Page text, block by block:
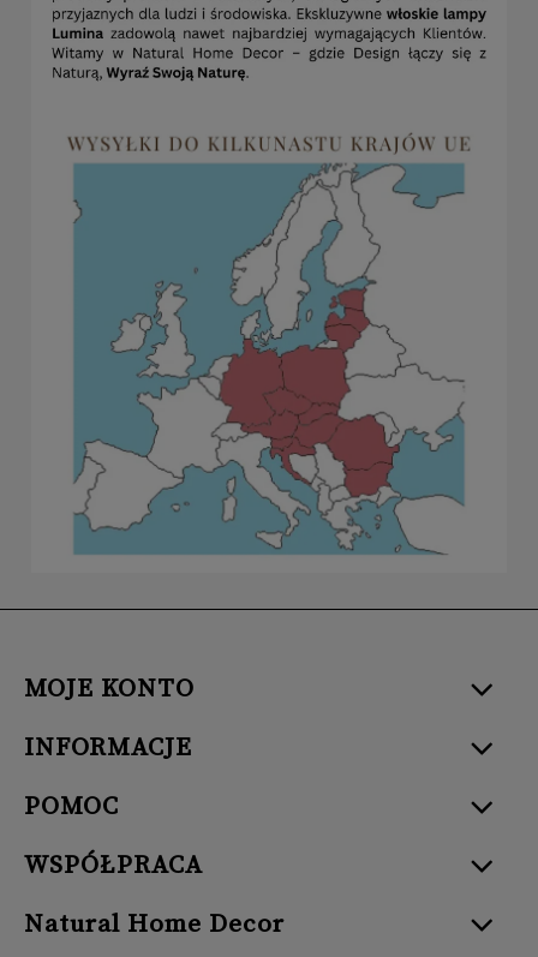
MOJE KONTO
INFORMACJE
POMOC
WSPÓŁPRACA
Natural Home Decor